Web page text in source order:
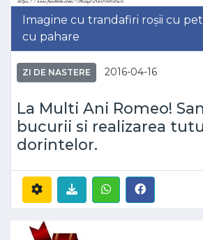
Imagine cu trandafiri roșii cu
cu pahare
ZI DE NASTERE 2016-04-16
La Multi Ani Romeo!
bucurii si realizarea
dorintelor.